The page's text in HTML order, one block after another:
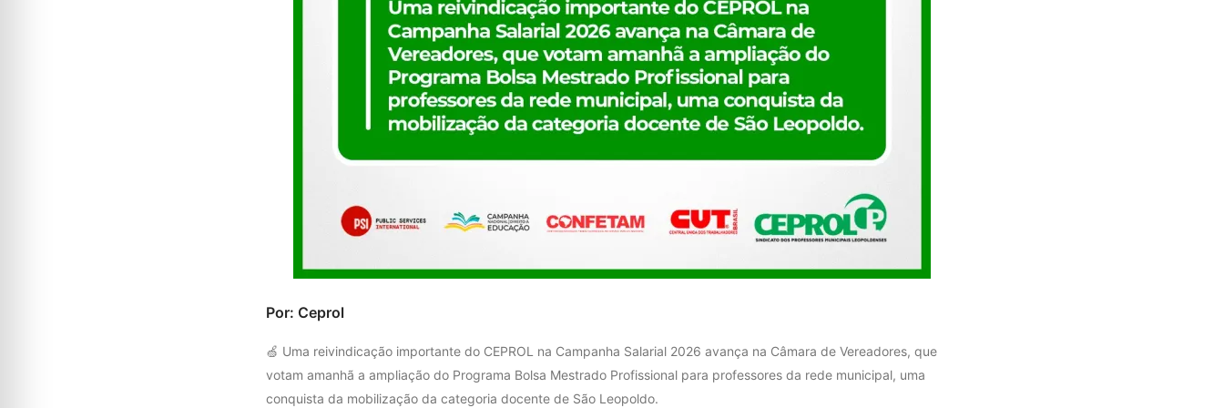
Por: Ceprol
🍏 Uma reivindicação importante do CEPROL na Campanha Salarial 2026 avança na Câmara de Vereadores, que
votam amanhã a ampliação do Programa Bolsa Mestrado Profissional para professores da rede municipal, uma
conquista da mobilização da categoria docente de São Leopoldo.